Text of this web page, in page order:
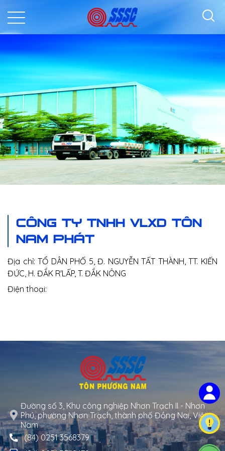
CÔNG TY TNHH VLXD TÔN
NAM PHÁT
Địa chỉ: TỔ DÂN PHỐ 5, Đ. NGUYỄN TẤT THÀNH, TT. KIẾN
ĐỨC, H. ĐẮK R'LẤP, T. ĐẮK NÔNG
Điện thoại:
Đường số 3, Khu công nghiệp Nhơn Trạch II - Nhơn
Phú, phường Nhơn Trạch, thành phố Đồng Nai, Việt
Nam
(84) 0251 3568379